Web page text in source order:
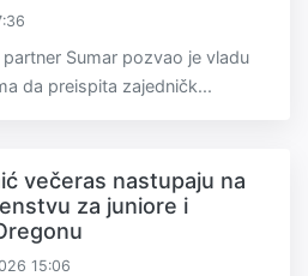
Sumar pozvao je vladu
da preispita zajedničk...
večeras nastupaju na
za juniore i
15:06